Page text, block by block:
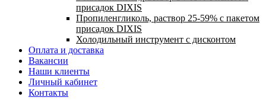
присадок DIXIS
Пропиленгликоль, раствор 25-59% с пакетом
присадок DIXIS
Холодильный инструмент с дисконтом
Оплата и доставка
Вакансии
Наши клиенты
Личный кабинет
Контакты